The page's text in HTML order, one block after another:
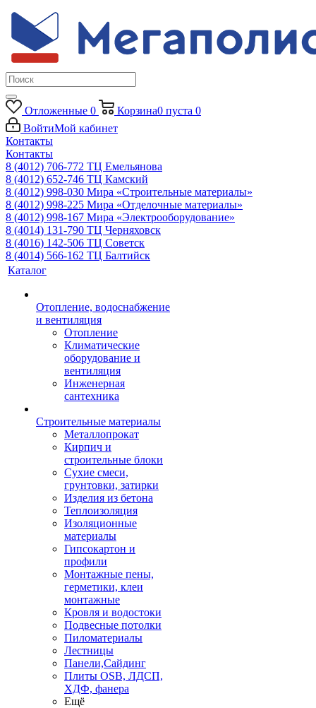
Отложенные 0 Корзина0 пуста 0
ВойтиМой кабинет
Контакты
Контакты
8 (4012) 706-772 ТЦ Емельянова
8 (4012) 652-746 ТЦ Камский
8 (4012) 998-030 Мира «Строительные материалы»
8 (4012) 998-225 Мира «Отделочные материалы»
8 (4012) 998-167 Мира «Электрооборудование»
8 (4014) 131-790 ТЦ Черняховск
8 (4016) 142-506 ТЦ Советск
8 (4014) 566-162 ТЦ Балтийск
Каталог
Отопление, водоснабжение
и вентиляция
Отопление
Климатические
оборудование и
вентиляция
Инженерная
сантехника
Строительные материалы
Металлопрокат
Кирпич и
строительные блоки
Сухие смеси,
грунтовки, затирки
Изделия из бетона
Теплоизоляция
Изоляционные
материалы
Гипсокартон и
профили
Монтажные пены,
герметики, клеи
монтажные
Кровля и водостоки
Подвесные потолки
Пиломатериалы
Лестницы
Панели,Сайдинг
Плиты OSB, ЛДСП,
ХДФ, фанера
Ещё